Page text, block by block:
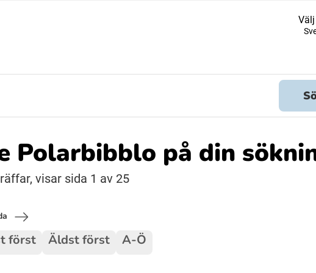
Resanderomani (Romska)
Polarbibblo på din
visar sida 1 av 25
först Äldst först A-Ö